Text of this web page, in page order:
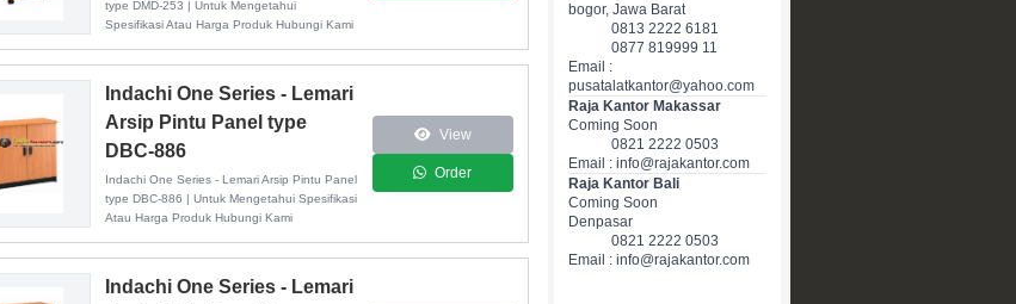
type DMD-253 | Untuk Mengetahui
Spesifikasi Atau Harga Produk Hubungi Kami
Indachi One Series - Lemari
Arsip Pintu Panel type
DBC-886
Indachi One Series - Lemari Arsip Pintu Panel
type DBC-886 | Untuk Mengetahui Spesifikasi
Atau Harga Produk Hubungi Kami
View
Order
Indachi One Series - Lemari
bogor, Jawa Barat
0813 2222 6181
0877 819999 11
Email :
pusatalatkantor@yahoo.com
Raja Kantor Makassar
Coming Soon
0821 2222 0503
Email : info@rajakantor.com
Raja Kantor Bali
Coming Soon
Denpasar
0821 2222 0503
Email : info@rajakantor.com